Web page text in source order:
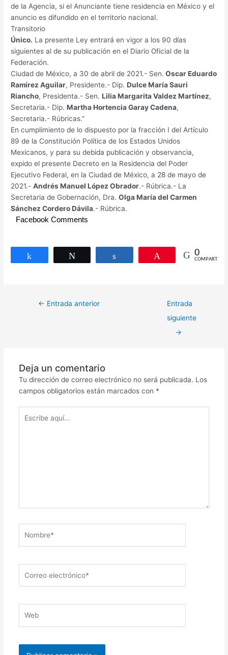
de la Agencia, si el Anunciante tiene residencia en México y el
anuncio es difundido en el territorio nacional.
Transitorio
Único. La presente Ley entrará en vigor a los 90 días
siguientes al de su publicación en el Diario Oficial de la
Federación.
Ciudad de México, a 30 de abril de 2021.- Sen. Oscar Eduardo
Ramírez Aguilar, Presidente.- Dip.Dulce María Sauri
Riancho, Presidenta.- Sen.Lilia Margarita Valdez Martínez,
Secretaria.- Dip.Martha Hortencia Garay Cadena,
Secretaria.- Rúbricas.”
En cumplimiento de lo dispuesto por la fracción I del Artículo
89 de la Constitución Política de los Estados Unidos
Mexicanos, y para su debida publicación y observancia,
expido el presente Decreto en la Residencia del Poder
Ejecutivo Federal, en la Ciudad de México, a 28 de mayo de
2021.-Andrés Manuel López Obrador.- Rúbrica.- La
Secretaria de Gobernación, Dra.Olga María del Carmen
Sánchez Cordero Dávila.- Rúbrica.
Facebook Comments
Compartir Compartir 0
COMPARTIR
← Entrada anterior
Entrada
siguiente
→
Deja un comentario
Tu dirección de correo electrónico no será publicada. Los
campos obligatorios están marcados con *
aquí...
electrónico*